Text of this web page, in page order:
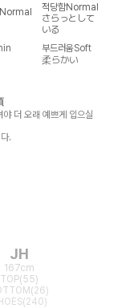
Normal
적당함Normal
さらっとして
いる
부드러움Soft
柔らかい
더 오래 예쁘게 입으실
.
JH
167cm
TOP(55)